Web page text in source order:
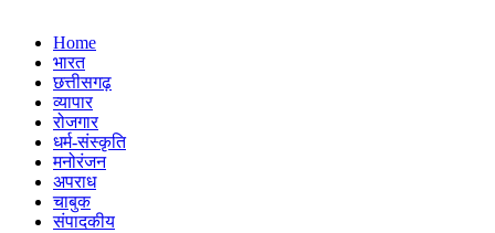
Home
भारत
छत्तीसगढ़
व्यापार
रोजगार
धर्म-संस्कृति
मनोरंजन
अपराध
चाबुक
संपादकीय